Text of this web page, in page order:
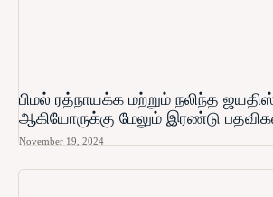
பிமல் ரத்நாயக்க மற்றும் நலிந்த
ஆகியோருக்கு மேலும் இரண்டு
November 19, 2024